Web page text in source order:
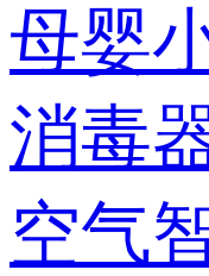
母婴
消毒
空气